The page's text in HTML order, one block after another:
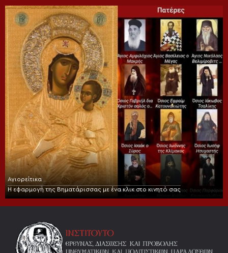
Αγιορείτικα
Η εφαρμογή της Βηματάρισσας με ένα κλικ στο κινητό σας